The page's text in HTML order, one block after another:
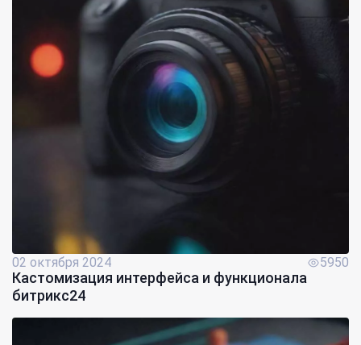
02 октября 2024 5950
Кастомизация интерфейса и функционала
битрикс24